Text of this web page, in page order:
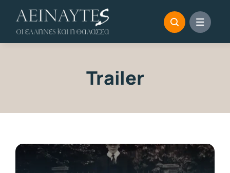
content
Trailer